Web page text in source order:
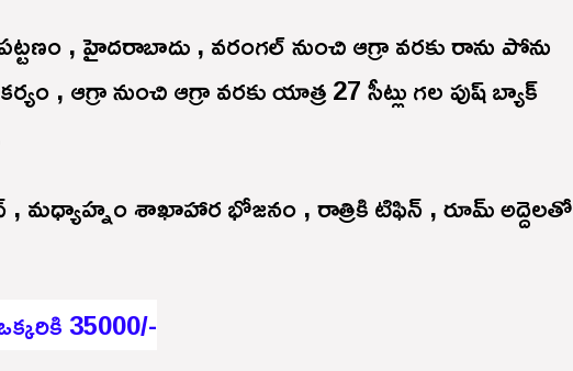
, హైదరాబాదు , వరంగల్ నుంచి ఆగ్రా వరకు రాను పోను
, ఆగ్రా నుంచి ఆగ్రా వరకు యాత్ర 27 సీట్లు గల పుష్ బ్యాక్
మధ్యాహ్నం శాఖాహార భోజనం , రాత్రికి టిఫిన్ , రూమ్ అద్దెలతో
35000/-